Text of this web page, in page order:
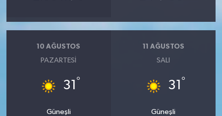
10 AĞUSTOS
PAZARTESI
31 °
Güneşli
11 AĞUSTOS
SALI
31 °
Güneşli